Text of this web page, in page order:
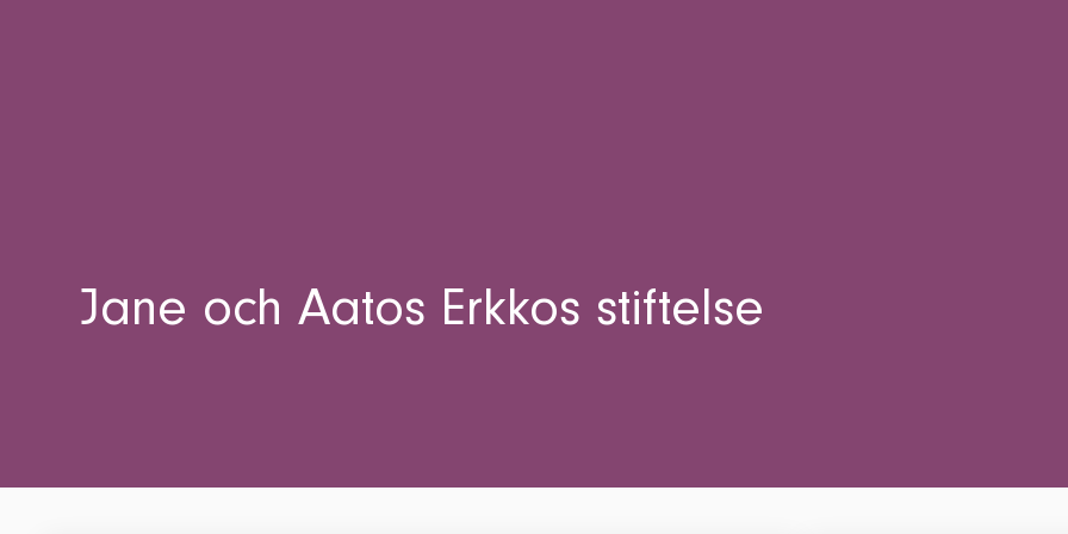
Jane och Aatos Erkkos stiftelse